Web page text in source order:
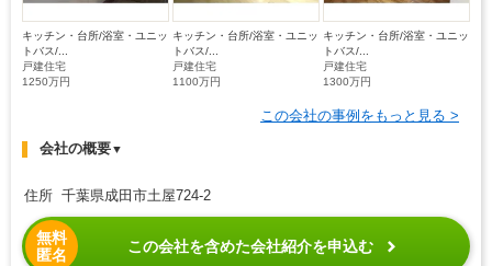
キッチン・台所/浴室・ユニッ
トバス/...
戸建住宅
1250万円
キッチン・台所/浴室・ユニッ
トバス/...
戸建住宅
1100万円
キッチン・台所/浴室・ユニッ
トバス/...
戸建住宅
1300万円
この会社の事例をもっと見る >
会社の概要▼
住所 千葉県成田市土屋724-2
無料
匿名
この会社を含めた会社紹介を申込む